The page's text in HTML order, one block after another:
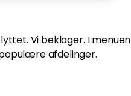
Vi beklager. I menuen
afdelinger.